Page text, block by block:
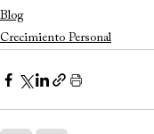
Blog
Crecimiento Personal